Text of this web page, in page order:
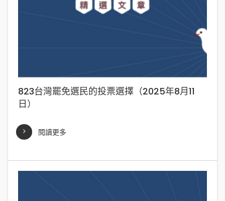
823台灣罷免選民的投票選擇（2025年8月11
日）
閱讀更多